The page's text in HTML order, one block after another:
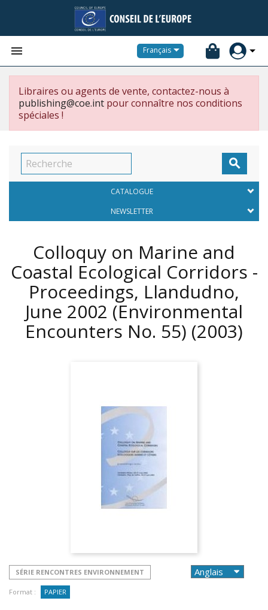
 Français
Libraires ou agents de vente, contactez-nous à
publishing@coe.int pour connaître nos conditions
spéciales !

CATALOGUE
NEWSLETTER
Colloquy on Marine and
Coastal Ecological Corridors -
Proceedings, Llandudno,
June 2002 (Environmental
Encounters No. 55) (2003)
SÉRIE RENCONTRES ENVIRONNEMENT
Format : PAPIER